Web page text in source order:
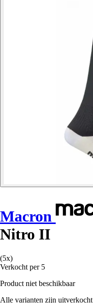
Macron
Nitro II
(5x)
Verkocht per 5
Product niet beschikbaar
Alle varianten zijn uitverkocht